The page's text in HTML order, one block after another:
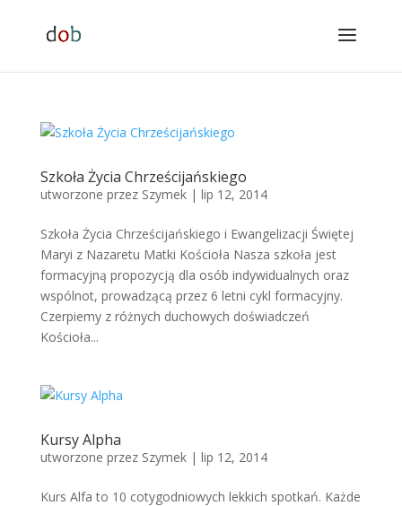
Szkoła Życia Chrześcijańskiego
utworzone przez Szymek| lip 12, 2014
Szkoła Życia Chrześcijańskiego i Ewangelizacji Świętej
Maryi z Nazaretu Matki Kościoła Nasza szkoła jest
formacyjną propozycją dla osób indywidualnych oraz
wspólnot, prowadzącą przez 6 letni cykl formacyjny.
Czerpiemy z różnych duchowych doświadczeń
Kościoła...
Kursy Alpha
utworzone przez Szymek| lip 12, 2014
Kurs Alfa to 10 cotygodniowych lekkich spotkań. Każde